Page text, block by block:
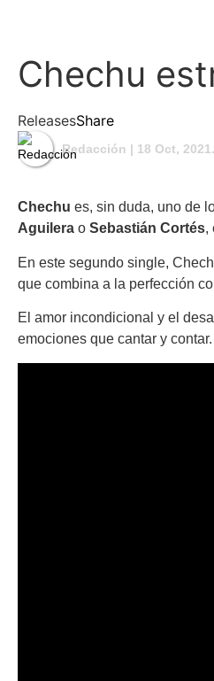
Chechu
ReleasesShare
Redacción | 18 Oct, 2021.
Chechu es, sin duda, uno de
Aguilera o Sebastián Cortés,
En este segundo single,
que combina a la perfección
El amor incondicional y el
emociones que cantar y contar.